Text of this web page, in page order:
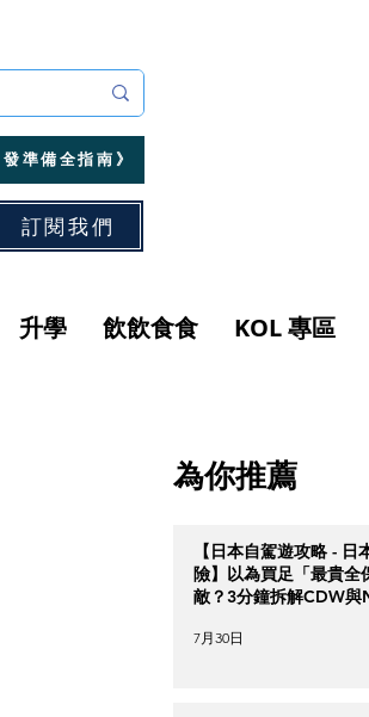
準備全指南》
訂閱我們
升學 飲飲食食 KOL 專區
為你推薦
【日本自駕遊攻略 - 日
險】以為買足「最貴全
敵？3分鐘拆解CDW與
7月30日